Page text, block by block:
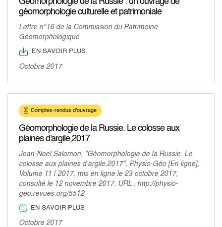
géomorphologie culturelle et patrimoniale
Lettre n°16 de la Commission du Patrimoine
Géomorphologique
EN SAVOIR PLUS
Octobre 2017
Comptes-rendus d'ouvrage
Géomorphologie de la Russie. Le colosse aux
plaines d'argile,2017
Jean-Noël Salomon, "Géomorphologie de la Russie. Le
colosse aux plaines d'argile,2017", Physio-Géo [En ligne],
Volume 11 | 2017, mis en ligne le 23 octobre 2017,
consulté le 12 novembre 2017. URL : http://physio-
geo.revues.org/5512
EN SAVOIR PLUS
Octobre 2017